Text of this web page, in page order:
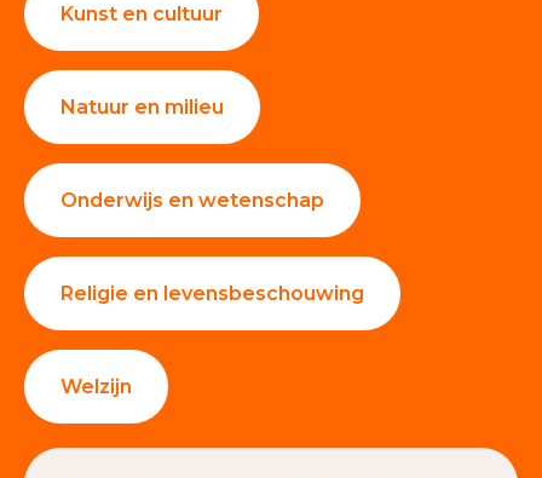
Kunst en cultuur
Natuur en milieu
Onderwijs en wetenschap
Religie en levensbeschouwing
Welzijn